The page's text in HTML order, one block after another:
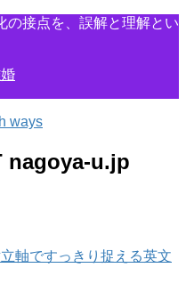
接点を、誤解と理解とい
nagoya-u.jp
軸ですっきり捉える英文